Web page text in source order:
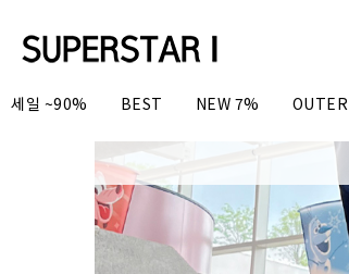
세일 ~90% BEST NEW 7% OUTER